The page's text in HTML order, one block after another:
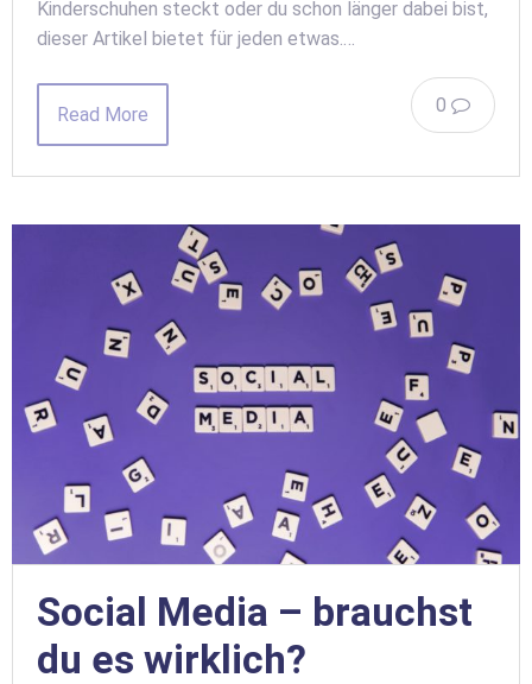
Kinderschuhen steckt oder du schon länger dabei bist,
dieser Artikel bietet für jeden etwas.…
0
Read More
Social Media – brauchst
du es wirklich?